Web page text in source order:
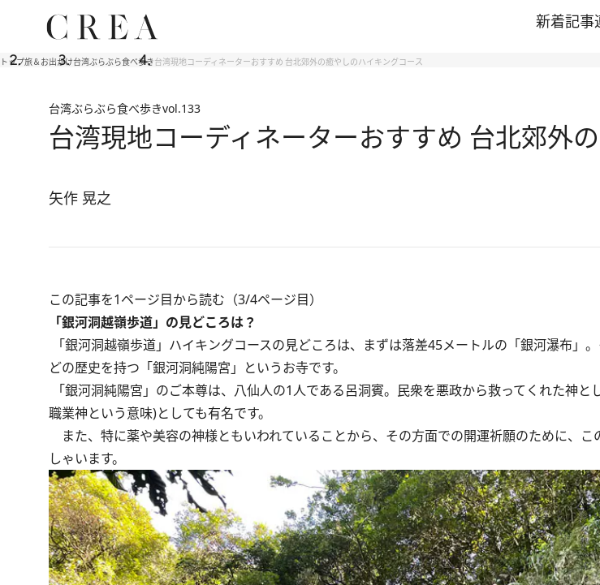
新着記事
トップ旅＆お出かけ台湾ぶらぶら食べ歩き台湾現地コーディネーターおすすめ 台北郊外の癒やしのハイキングコース
台湾ぶらぶら食べ歩きvol.133
台湾現地コーディネーターおすすめ 台北郊外
矢作 晃之
この記事を1ページ目から読む（3/4ページ目）
「銀河洞越嶺歩道」の見どころは？
「銀河洞越嶺歩道」ハイキングコースの見どころは、まずは落差45メートルの「銀河瀑布」
どの歴史を持つ「銀河洞純陽宮」というお寺です。
「銀河洞純陽宮」のご本尊は、八仙人の1人である呂洞賓。民衆を悪政から救ってくれた神と
職業神という意味)としても有名です。
また、特に薬や美容の神様ともいわれていることから、その方面での開運祈願のために、こ
しゃいます。